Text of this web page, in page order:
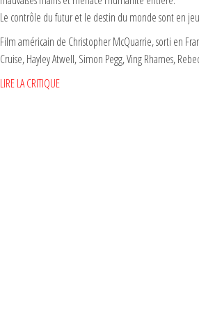
Le contrôle du futur et le destin du monde sont en
Film américain de Christopher McQuarrie, sorti en
Cruise, Hayley Atwell, Simon Pegg, Ving Rhames,
LIRE LA CRITIQUE